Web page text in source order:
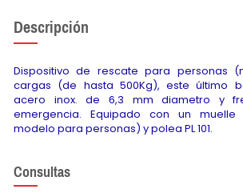
Descripción
Dispositivo de rescate para personas
cargas (de hasta 500Kg), este último
acero inox. de 6,3 mm diametro y
emergencia. Equipado con un muelle
modelo para personas) y polea PL 101.
Consultas